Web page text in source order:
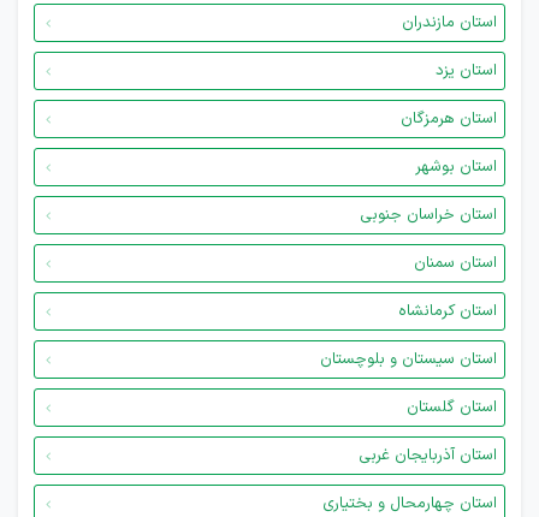
استان مازندران
استان یزد
استان هرمزگان
استان بوشهر
استان خراسان جنوبی
استان سمنان
استان کرمانشاه
استان سیستان و بلوچستان
استان گلستان
استان آذربایجان غربی
استان چهارمحال و بختیاری